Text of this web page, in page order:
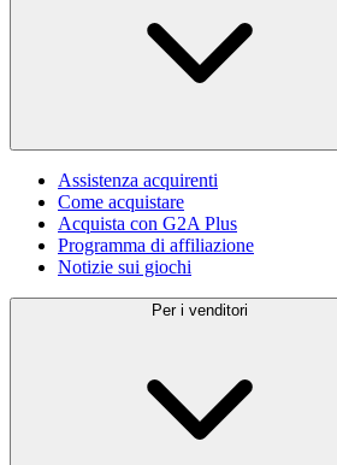
Assistenza acquirenti
Come acquistare
Acquista con G2A Plus
Programma di affiliazione
Notizie sui giochi
Per i venditori